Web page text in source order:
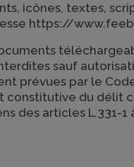
icônes, textes,
https://
sauf
prévues par le
constitutive du délit
des articles L.331-1